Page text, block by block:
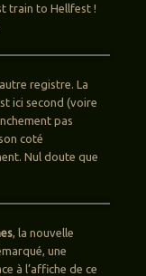
train to Hellfest !
registre. La
ici second (voire
pas
coté
Nul doute que
, la nouvelle
une
à l’affiche de ce